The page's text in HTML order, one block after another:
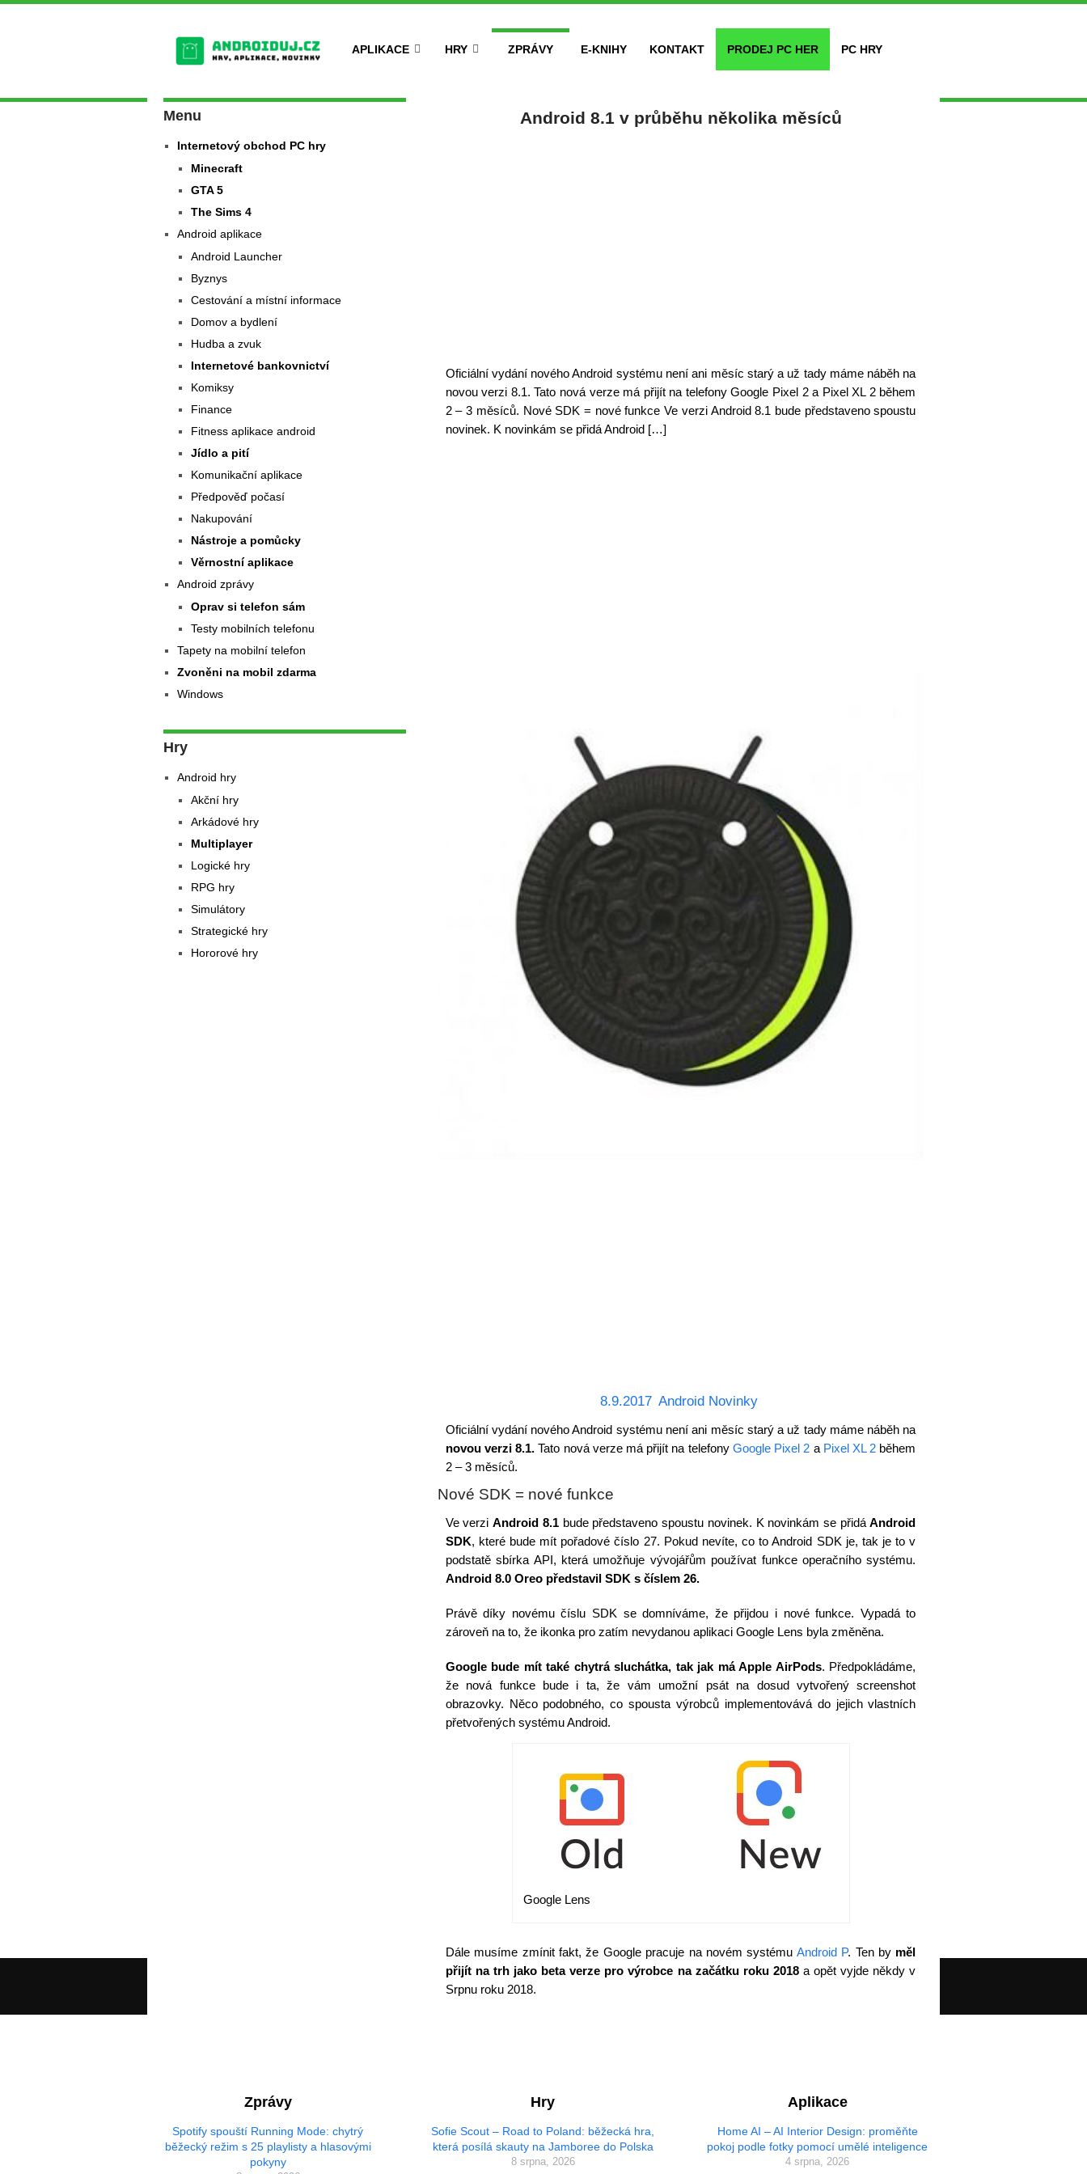
APLIKACE HRY ZPRÁVY E-KNIHY KONTAKT PRODEJ PC HER PC HRY
Android 8.1 v průběhu několika měsíců
Oficiální vydání nového Android systému není ani měsíc starý a už tady máme náběh na
novou verzi 8.1. Tato nová verze má přijít na telefony Google Pixel 2 a Pixel XL 2 během
2 – 3 měsíců. Nové SDK = nové funkce Ve verzi Android 8.1 bude představeno spoustu
novinek. K novinkám se přidá Android […]
8.9.2017 Android Novinky
Oficiální vydání nového Android systému není ani měsíc starý a už tady máme náběh na
novou verzi 8.1. Tato nová verze má přijít na telefony Google Pixel 2 aPixel XL 2 během
2 – 3 měsíců.
Nové SDK = nové funkce
Ve verziAndroid 8.1bude představeno spoustu novinek. K novinkám se přidáAndroid
SDK, které bude mít pořadové číslo 27. Pokud nevíte, co to Android SDK je, tak je to v
podstatě sbírka API, která umožňuje vývojářům používat funkce operačního systému.
Android 8.0 Oreo představil SDK s číslem 26.
Právě díky novému číslu SDK se domníváme, že přijdou i nové funkce. Vypadá to
zároveň na to, že ikonka pro zatím nevydanou aplikaci Google Lens byla změněna.
Google bude mít také chytrá sluchátka, tak jak má Apple AirPods. Předpokládáme,
že nová funkce bude i ta, že vám umožní psát na dosud vytvořený screenshot
obrazovky. Něco podobného, co spousta výrobců implementovává do jejich vlastních
přetvořených systému Android.
Google Lens
Dále musíme zmínit fakt, že Google pracuje na novém systému Android P. Ten by měl
přijít na trh jako beta verze pro výrobce na začátku roku 2018a opět vyjde někdy v
Srpnu roku 2018.
Menu
Internetový obchod PC hry
Minecraft
GTA 5
The Sims 4
Android aplikace
Android Launcher
Byznys
Cestování a místní informace
Domov a bydlení
Hudba a zvuk
Internetové bankovnictví
Komiksy
Finance
Fitness aplikace android
Jídlo a pití
Komunikační aplikace
Předpověď počasí
Nakupování
Nástroje a pomůcky
Věrnostní aplikace
Android zprávy
Oprav si telefon sám
Testy mobilních telefonu
Tapety na mobilní telefon
Zvoněni na mobil zdarma
Windows
Hry
Android hry
Akční hry
Arkádové hry
Multiplayer
Logické hry
RPG hry
Simulátory
Strategické hry
Hororové hry
Zprávy
Spotify spouští Running Mode: chytrý
běžecký režim s 25 playlisty a hlasovými
pokyny
Hry
Sofie Scout – Road to Poland: běžecká hra,
která posílá skauty na Jamboree do Polska
8 srpna, 2026
Aplikace
Home AI – AI Interior Design: proměňte
pokoj podle fotky pomocí umělé inteligence
4 srpna, 2026